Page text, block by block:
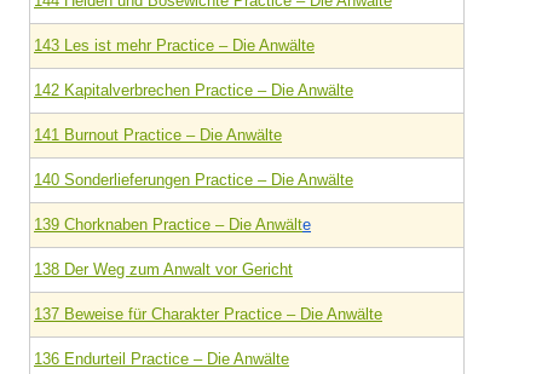
143 Les ist mehr Practice – Die Anwälte
142 Kapitalverbrechen Practice – Die Anwälte
141 Burnout Practice – Die Anwälte
140 Sonderlieferungen Practice – Die Anwälte
139 Chorknaben Practice – Die Anwälte
138 Der Weg zum Anwalt vor Gericht
137 Beweise für Charakter Practice – Die Anwälte
136 Endurteil Practice – Die Anwälte